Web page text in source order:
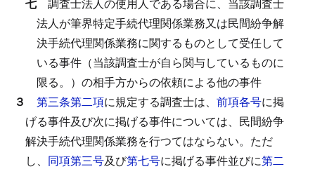
法人が筆界特定手続代理関係業務又は民間紛争解
決手続代理関係業務に関するものとして受任して
いる事件（当該調査士が自ら関与しているものに
限る。）の相手方からの依頼による他の事件
３ 第三条第二項に規定する調査士は、 前項各号に掲
げる事件及び次に掲げる事件については、民間紛争
解決手続代理関係業務を行つてはならない。 ただ
し、 同項第三号及び第七号に掲げる事件並びに第二